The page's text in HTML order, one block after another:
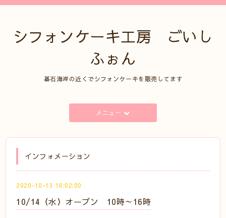
シフォンケーキ工房 ごいし
ふぉん
碁石海岸の近くでシフォンケーキを販売してます
メニュー
インフォメーション
2020-10-13 16:02:00
10/14（水）オープン 10時～16時